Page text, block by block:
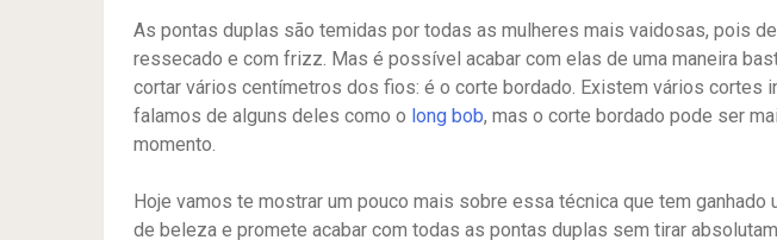
As pontas duplas são temidas por todas as mulheres mais vaidosas, pois
ressecado e com frizz. Mas é possível acabar com elas de uma maneira
cortar vários centímetros dos fios: é o corte bordado. Existem vários cortes
falamos de alguns deles como o long bob, mas o corte bordado pode ser
momento.
Hoje vamos te mostrar um pouco mais sobre essa técnica que tem ganhado
de beleza e promete acabar com todas as pontas duplas sem tirar